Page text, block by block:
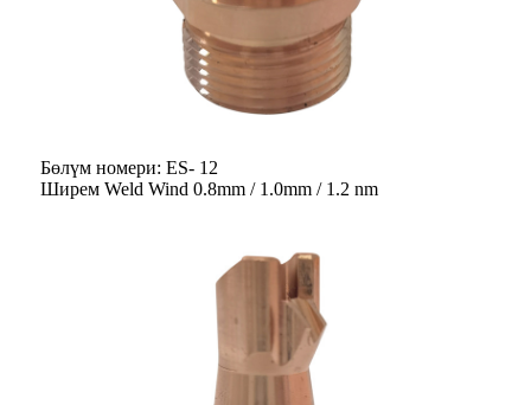
Бөлүм номери: ES- 12
Ширем Weld Wind 0.8mm / 1.0mm / 1.2 nm